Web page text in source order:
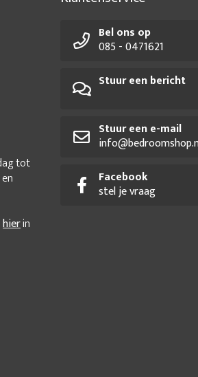
tot
hierin
Bel ons op
085 - 0471621
Stuur een bericht
Stuur een e-mail
Facebook
stel je vraag